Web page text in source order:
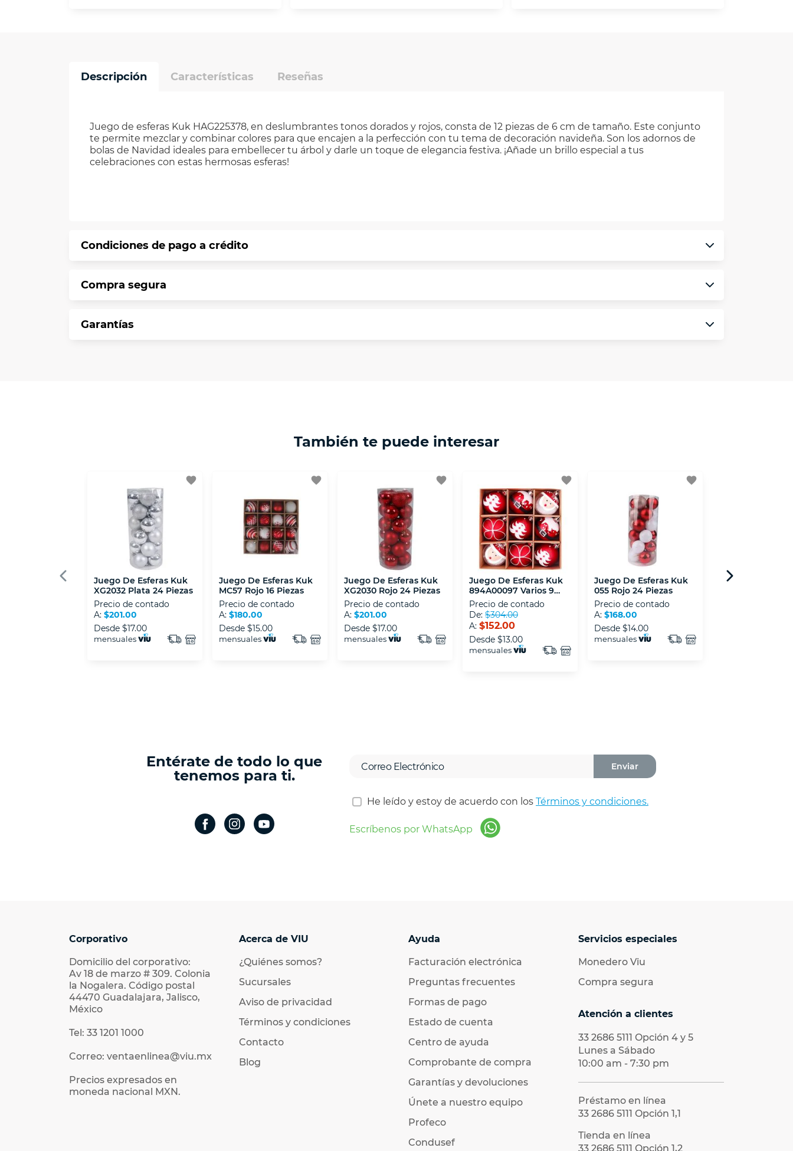
Descripción Características Reseñas
Juego de esferas Kuk HAG225378, en deslumbrantes tonos dorados y rojos, consta de 12 piezas de 6 cm de tamaño. Este conjunto
te permite mezclar y combinar colores para que encajen a la perfección con tu tema de decoración navideña. Son los adornos de
bolas de Navidad ideales para embellecer tu árbol y darle un toque de elegancia festiva. ¡Añade un brillo especial a tus
celebraciones con estas hermosas esferas!
Condiciones de pago a crédito
Compra segura
Garantías
También te puede interesar
favorite
Juego De Esferas Kuk
XG2032 Plata 24 Piezas
Precio de contado
A: $201.00
Desde $17.00
mensuales
favorite
Juego De Esferas Kuk
MC57 Rojo 16 Piezas
Precio de contado
A: $180.00
Desde $15.00
mensuales
favorite
Juego De Esferas Kuk
XG2030 Rojo 24 Piezas
Precio de contado
A: $201.00
Desde $17.00
mensuales
favorite
Juego De Esferas Kuk
894A00097 Varios 9
Piezas
Precio de contado
De: $304.00
A: $152.00
Desde $13.00
mensuales
favorite
Juego De Esferas Kuk
055 Rojo 24 Piezas
Precio de contado
A: $168.00
Desde $14.00
mensuales
Juego De
Entérate de todo lo que
tenemos para ti.
Enviar
He leído y estoy de acuerdo con los Términos y condiciones.
Escríbenos por WhatsApp
Corporativo
Domicilio del corporativo:
Av 18 de marzo # 309. Colonia
la Nogalera. Código postal
44470 Guadalajara, Jalisco,
México
Tel: 33 1201 1000
Correo: ventaenlinea@viu.mx
Precios expresados en
moneda nacional MXN.
Acerca de VIU
¿Quiénes somos?
Sucursales
Aviso de privacidad
Términos y condiciones
Contacto
Blog
Ayuda
Facturación electrónica
Preguntas frecuentes
Formas de pago
Estado de cuenta
Centro de ayuda
Comprobante de compra
Garantías y devoluciones
Únete a nuestro equipo
Profeco
Condusef
Servicios especiales
Monedero Viu
Compra segura
Atención a clientes
33 2686 5111 Opción 4 y 5
Lunes a Sábado
10:00 am - 7:30 pm
Préstamo en línea
33 2686 5111 Opción 1,1
Tienda en línea
33 2686 5111 Opción 1,2